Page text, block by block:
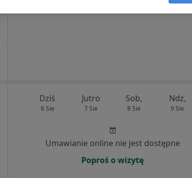
Dziś
6 Sie
Jutro
7 Sie
Sob,
8 Sie
Ndz,
9 Sie
Umawianie online nie jest dostępne
Poproś o wizytę